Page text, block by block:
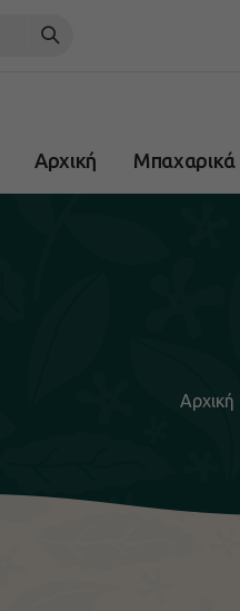
Αρχική Μπαχαρικά
Αρχική